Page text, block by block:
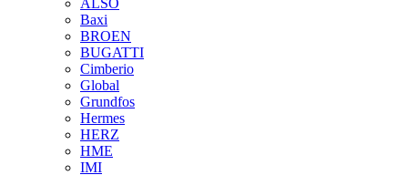
Baxi
BROEN
BUGATTI
Cimberio
Global
Grundfos
Hermes
HERZ
HME
IMI